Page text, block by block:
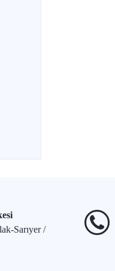
Sarıyer /